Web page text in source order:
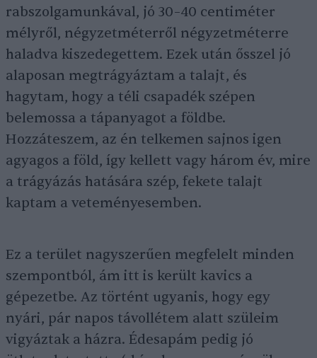
rabszolgamunkával, jó 30–40 centiméter
mélyről, négyzetméterről négyzetméterre
haladva kiszedegettem. Ezek után ősszel jó
alaposan megtrágyáztam a talajt, és
hagytam, hogy a téli csapadék szépen
belemossa a tápanyagot a földbe.
Hozzáteszem, az én telkemen sajnos igen
agyagos a föld, így kellett vagy három év, mire
a trágyázás hatására szép, fekete talajt
kaptam a veteményesemben.
Ez a terület nagyszerűen megfelelt minden
szempontból, ám itt is került kavics a
gépezetbe. Az történt ugyanis, hogy egy
nyári, pár napos távollétem alatt szüleim
vigyáztak a házra. Édesapám pedig jó